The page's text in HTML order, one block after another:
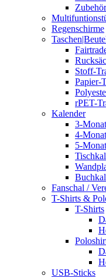
Zubehör
Regenschirme
Stoff-
Papier-
rPET-
Kalender
3-
4-
5-
Fanschal /
T-Shirts &
T-Shirts
USB-Sticks